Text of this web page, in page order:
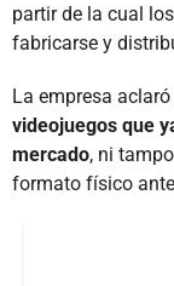
partir de la cual
fabricarse y
La empresa
videojuegos que
mercado, ni
formato físico